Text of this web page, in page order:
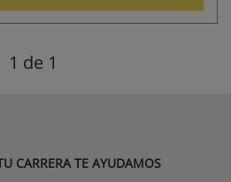
1 de 1
CARRERA TE AYUDAMOS